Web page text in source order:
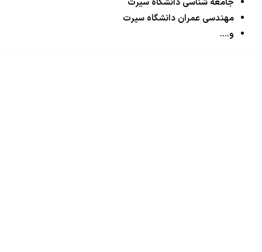
مهندسی عمران دانشگاه سیرت
و….